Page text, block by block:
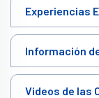
Experiencias
Información
Videos de las